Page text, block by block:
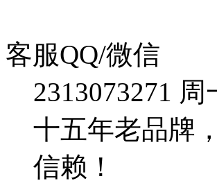
客服QQ/微信
2313073271 周
十五年老品牌
信赖！